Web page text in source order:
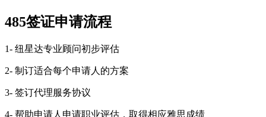
485签证申请流程
1- 纽星达专业顾问初步评估
2- 制订适合每个申请人的方案
3- 签订代理服务协议
4- 帮助申请人申请职业评估，取得相应雅思成绩